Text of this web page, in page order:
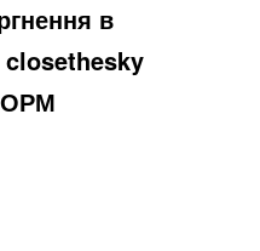
в
closethesky